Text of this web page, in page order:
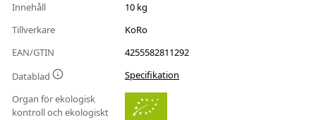
Innehåll
10 kg
Tillverkare
KoRo
EAN/GTIN
4255582811292
Datablad
Specifikation
Organ för ekologisk
kontroll och ekologiskt